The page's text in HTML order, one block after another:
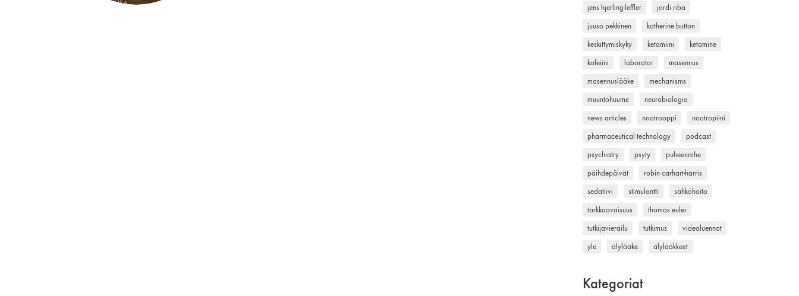
jens hjerling-leffler jordi riba
juuso pekkinen katherine button
keskittymiskyky ketamiini ketamine
kofeiini laborator masennus
masennuslääke mechanisms
muuntohuume neurobiologia
news articles nootrooppi nootropiini
pharmaceutical technology podcast
psychiatry psyty puheenaihe
päihdepäivät robin carhart-harris
sedatiivi stimulantti sähköhoito
tarkkaavaisuus thomas euler
tutkijavierailu tutkimus videoluennot
yle älylääke älylääkkeet
Kategoriat